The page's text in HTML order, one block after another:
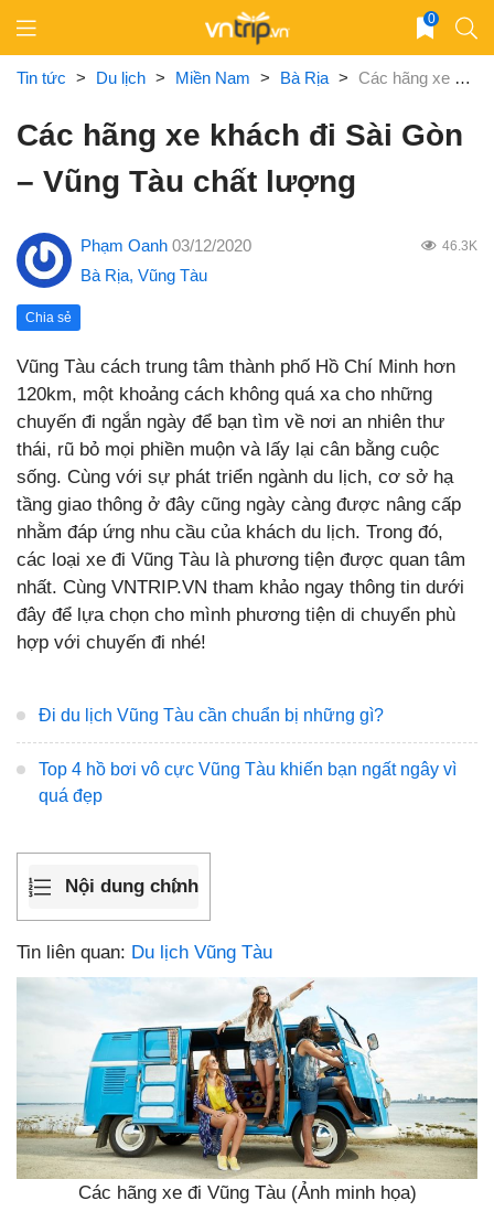
content
0
Tin tức > Du lịch > Miền Nam > Bà Rịa > Các hãng xe khách đi Sài Gòn – Vũng Tàu chất lượng
Các hãng xe khách đi Sài Gòn
– Vũng Tàu chất lượng
Phạm Oanh 03/12/2020 46.3K
Bà Rịa, Vũng Tàu
Chia sẻ
Vũng Tàu cách trung tâm thành phố Hồ Chí Minh hơn
120km, một khoảng cách không quá xa cho những
chuyến đi ngắn ngày để bạn tìm về nơi an nhiên thư
thái, rũ bỏ mọi phiền muộn và lấy lại cân bằng cuộc
sống. Cùng với sự phát triển ngành du lịch, cơ sở hạ
tầng giao thông ở đây cũng ngày càng được nâng cấp
nhằm đáp ứng nhu cầu của khách du lịch. Trong đó,
các loại xe đi Vũng Tàu là phương tiện được quan tâm
nhất. Cùng VNTRIP.VN tham khảo ngay thông tin dưới
đây để lựa chọn cho mình phương tiện di chuyển phù
hợp với chuyến đi nhé!
Đi du lịch Vũng Tàu cần chuẩn bị những gì?
Top 4 hồ bơi vô cực Vũng Tàu khiến bạn ngất ngây vì
quá đẹp
Nội dung chính
Tin liên quan: Du lịch Vũng Tàu
Các hãng xe đi Vũng Tàu (Ảnh minh họa)